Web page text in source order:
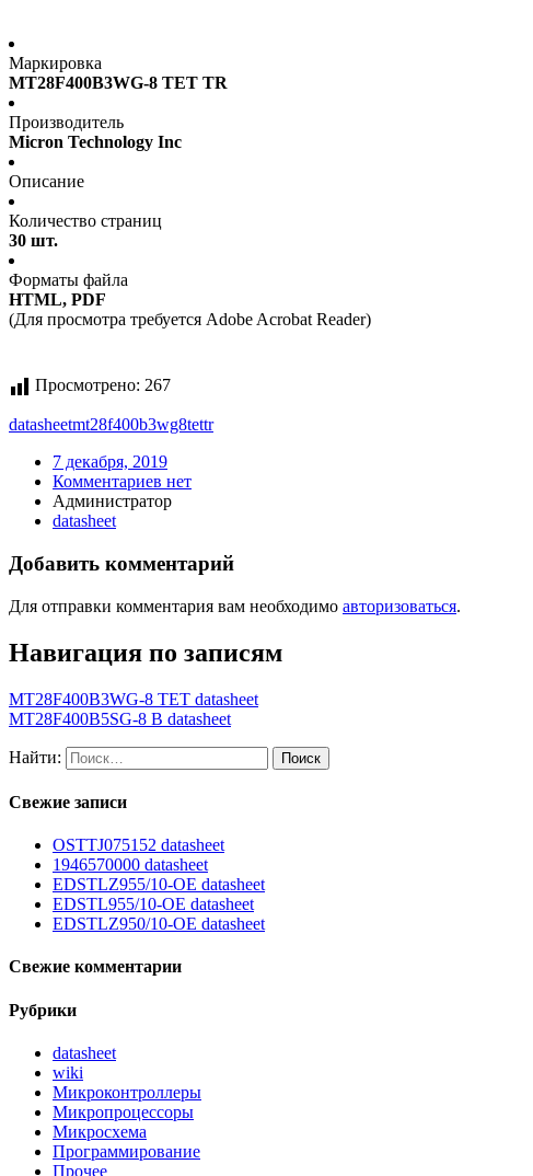
Маркировка
MT28F400B3WG-8 TET TR
Производитель
Micron Technology Inc
Описание
Количество страниц
30 шт.
Форматы файла
HTML, PDF
(Для просмотра требуется Adobe Acrobat Reader)
Просмотрено: 267
datasheetmt28f400b3wg8tettr
7 декабря, 2019
Комментариев нет
Администратор
datasheet
Добавить комментарий
Для отправки комментария вам необходимо авторизоваться.
Навигация по записям
MT28F400B3WG-8 TET datasheet
MT28F400B5SG-8 B datasheet
Найти:
Свежие записи
OSTTJ075152 datasheet
1946570000 datasheet
EDSTLZ955/10-OE datasheet
EDSTL955/10-OE datasheet
EDSTLZ950/10-OE datasheet
Свежие комментарии
Рубрики
datasheet
wiki
Микроконтроллеры
Микропроцессоры
Микросхема
Программирование
Прочее